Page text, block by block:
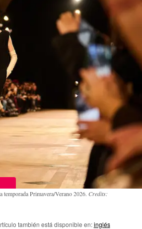
temporada Primavera/Verano 2026. Credits:
también está disponible en:inglés